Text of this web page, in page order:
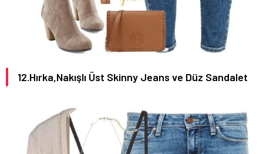
12.Hırka,Nakışlı Üst Skinny Jeans ve Düz Sandalet